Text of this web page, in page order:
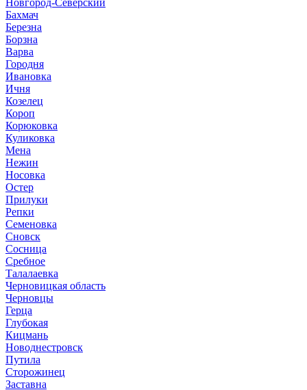
Новгород-Северский
Бахмач
Березна
Борзна
Варва
Городня
Ивановка
Ичня
Козелец
Короп
Корюковка
Куликовка
Мена
Нежин
Носовка
Остер
Прилуки
Репки
Семеновка
Сновск
Сосница
Сребное
Талалаевка
Черновицкая область
Черновцы
Герца
Глубокая
Кицмань
Новоднестровск
Путила
Сторожинец
Заставна